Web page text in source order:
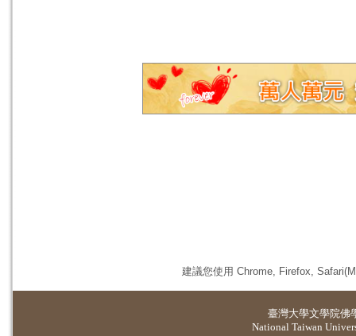
建議您使用 Chrome, Firefox,
臺灣大學文學院佛
National Taiwan